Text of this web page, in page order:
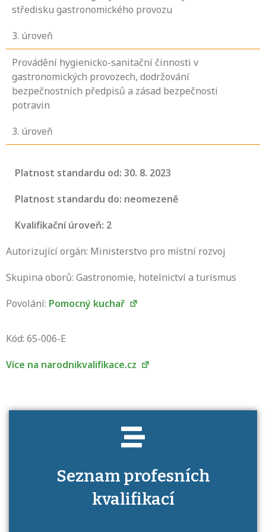
středisku gastronomického provozu
3. úroveň
Provádění hygienicko-sanitační činnosti v
gastronomických provozech, dodržování
bezpečnostních předpisů a zásad bezpečnosti
potravin
3. úroveň
Platnost standardu od: 30. 8. 2023
Platnost standardu do: neomezeně
Kvalifikační úroveň: 2
Autorizující orgán: Ministerstvo pro místní rozvoj
Skupina oborů: Gastronomie, hotelnictví a turismus
Povolání: Pomocný kuchař
Kód: 65-006-E
Více na narodnikvalifikace.cz
Seznam profesních
kvalifikací
Víte, jaké dovednosti musíte pro danou